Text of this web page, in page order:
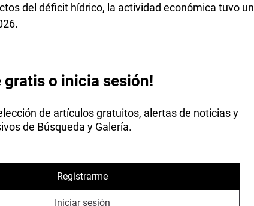
del déficit hídrico, la actividad económica tuvo un
gratis o inicia sesión!
de artículos gratuitos, alertas de noticias y
de Búsqueda y Galería.
Registrarme
Iniciar sesión